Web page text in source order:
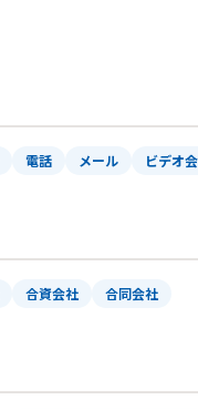
電話 メール ビデオ
合資会社 合同会社